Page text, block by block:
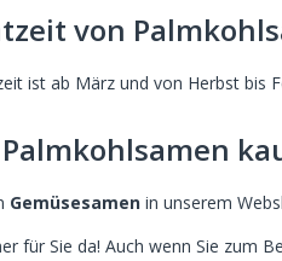
von
ist ab März und von Herbst bis
Gemüsesamen in unserem
für Sie da! Auch wenn Sie zum